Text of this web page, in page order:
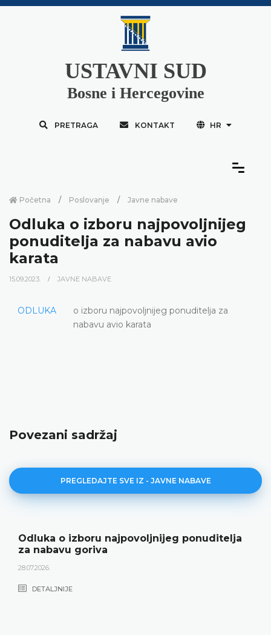
USTAVNI SUD
Bosne i Hercegovine
PRETRAGA KONTAKT HR
Početna Poslovanje Javne nabave
Odluka o izboru najpovoljnijeg
ponuditelja za nabavu avio
karata
15.09.2023. JAVNE NABAVE
ODLUKA
o izboru najpovoljnijeg ponuditelja za
nabavu avio karata
Povezani sadržaj
PREGLEDAJTE SVE IZ - JAVNE NABAVE
Odluka o izboru najpovoljnijeg ponuditelja
za nabavu goriva
28.07.2026.
DETALJNIJE